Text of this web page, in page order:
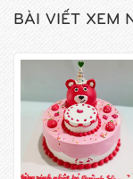
BÀI VIẾT XEM